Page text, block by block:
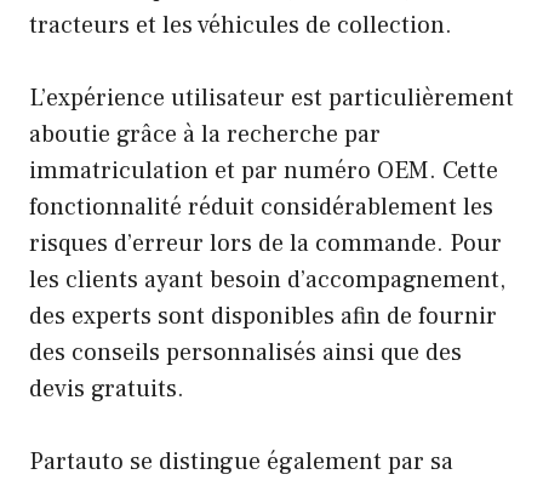
tracteurs et les véhicules de collection.
L’expérience utilisateur est particulièrement
aboutie grâce à la recherche par
immatriculation et par numéro OEM. Cette
fonctionnalité réduit considérablement les
risques d’erreur lors de la commande. Pour
les clients ayant besoin d’accompagnement,
des experts sont disponibles afin de fournir
des conseils personnalisés ainsi que des
devis gratuits.
Partauto se distingue également par sa